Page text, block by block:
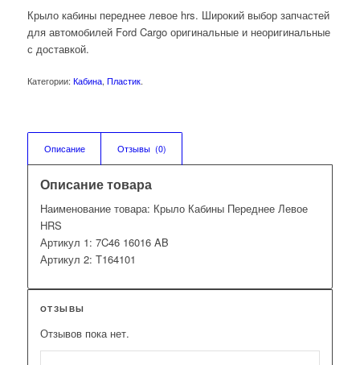
Крыло кабины переднее левое hrs. Широкий выбор запчастей
для автомобилей Ford Cargo оригинальные и неоригинальные
с доставкой.
Категории: Кабина, Пластик.
Описание Отзывы  (0)
Описание товара
Наименование товара: Крыло Кабины Переднее Левое
HRS
Артикул 1: 7C46 16016 AB
Артикул 2: T164101
ОТЗЫВЫ
Отзывов пока нет.